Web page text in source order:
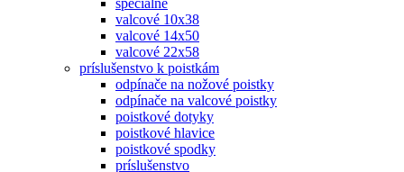
špeciálne
valcové 10x38
valcové 14x50
valcové 22x58
príslušenstvo k poistkám
odpínače na nožové poistky
odpínače na valcové poistky
poistkové dotyky
poistkové hlavice
poistkové spodky
príslušenstvo